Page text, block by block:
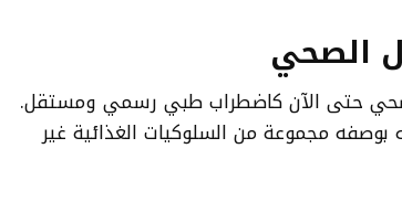
الصحي
حتى الآن كاضطراب طبي رسمي ومستقل.
بوصفه مجموعة من السلوكيات الغذائية غير